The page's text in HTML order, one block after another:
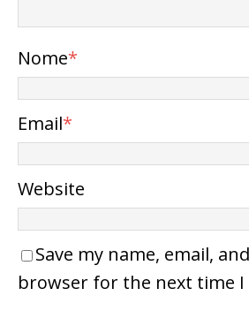
Nome*
Email*
Website
Save my name, email,
browser for the next time I